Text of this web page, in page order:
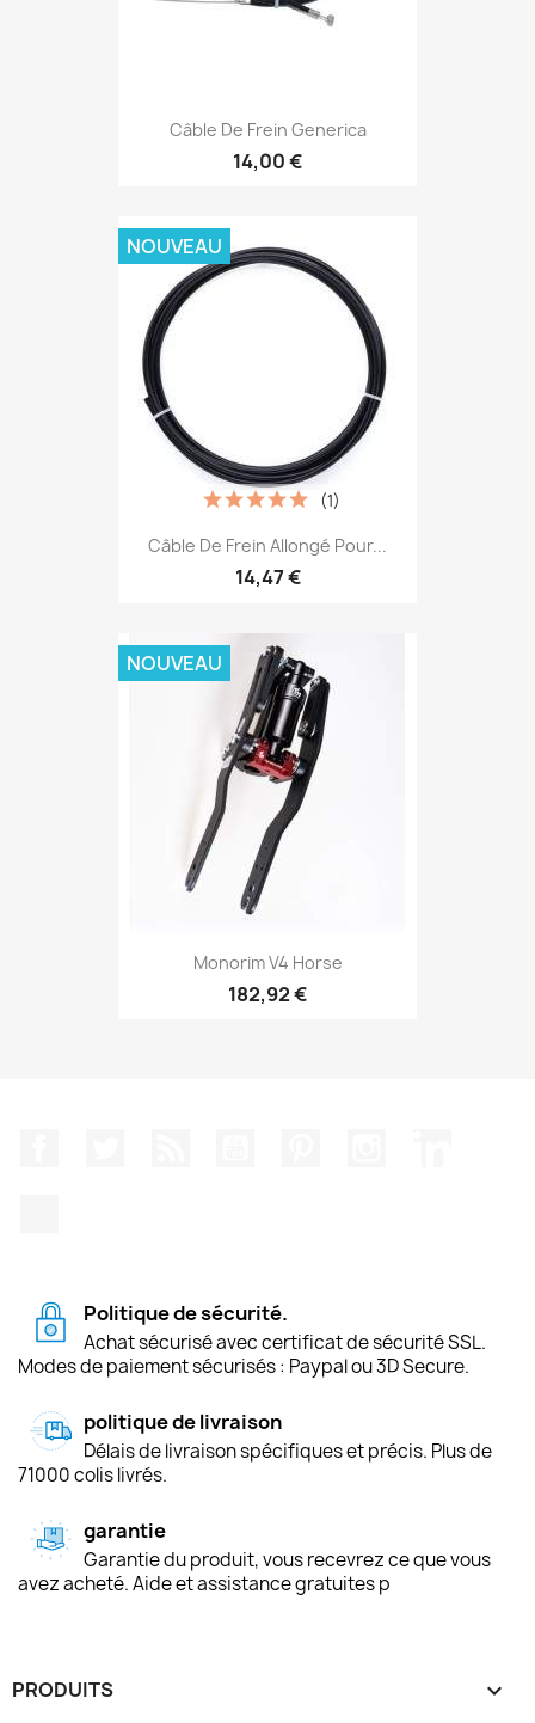
Câble De Frein Generica
14,00 €
Câble De Frein Allongé Pour...
14,47 €
(1)
NOUVEAU
Monorim V4 Horse
182,92 €
NOUVEAU
Politique de sécurité.
Achat sécurisé avec certificat de sécurité SSL.
Modes de paiement sécurisés : Paypal ou 3D Secure.
politique de livraison
Délais de livraison spécifiques et précis. Plus de
71000 colis livrés.
garantie
Garantie du produit, vous recevrez ce que vous
avez acheté. Aide et assistance gratuites p
PRODUITS 